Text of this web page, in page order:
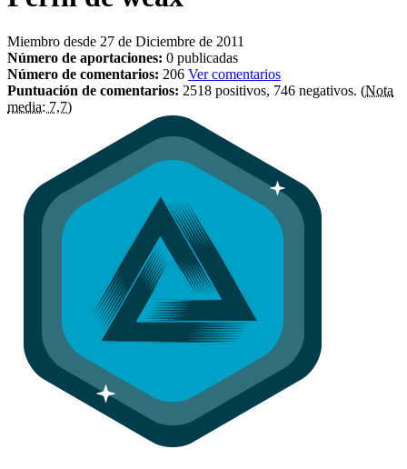
Miembro desde 27 de Diciembre de 2011
Número de aportaciones: 0 publicadas
Número de comentarios: 206 Ver comentarios
Puntuación de comentarios: 2518 positivos, 746 negativos. (Nota
media: 7,7)